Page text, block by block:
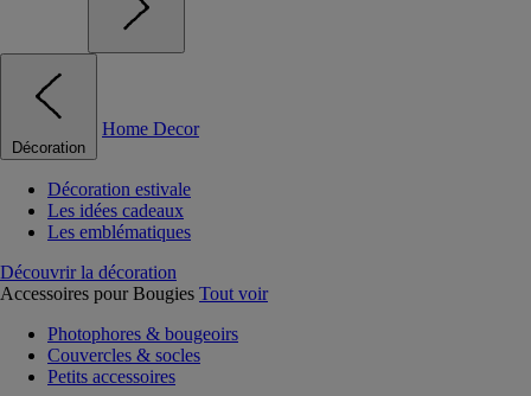
Décoration
Home Decor
Décoration estivale
Les idées cadeaux
Les emblématiques
Découvrir la décoration
Accessoires pour Bougies Tout voir
Photophores & bougeoirs
Couvercles & socles
Petits accessoires